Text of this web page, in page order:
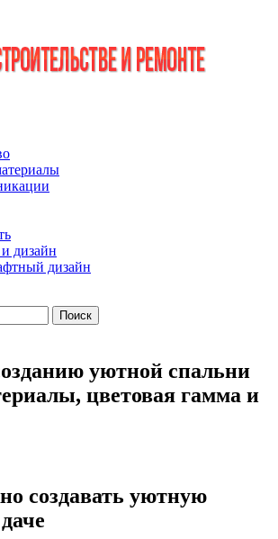
Всё о строительстве и ремонтах
дизайн
дизайн
уютной спальни
цветовая гамма и
создавать уютную